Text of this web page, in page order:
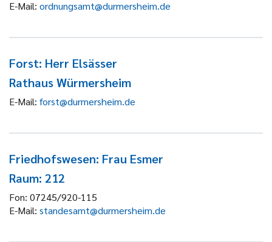
E-Mail: ordnungsamt@durmersheim.de
Forst: Herr Elsässer
Rathaus Würmersheim
E-Mail: forst@durmersheim.de
Friedhofswesen: Frau Esmer
Raum: 212
Fon: 07245/920-115
E-Mail: standesamt@durmersheim.de